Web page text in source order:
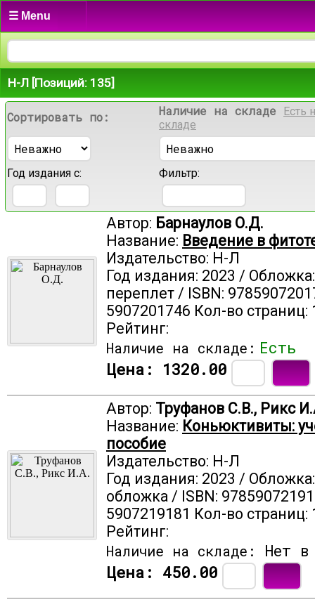
☰ Menu
Н-Л [Позиций: 135]
Сортировать по: Наличие на складе
Есть
складе
Год издания с: Фильтр:
Автор: Барнаулов О.Д.
Название: Введение в
Издательство: Н-Л
Год издания: 2023 /
переплет / ISBN:
5907201746 Кол-во страниц:
Рейтинг:
Наличие на складе: Есть
Цена: 1320.00
Автор: Труфанов С.В., Рикс
Название: Коньюктивиты:
пособие
Издательство: Н-Л
Год издания: 2023 /
обложка / ISBN:
5907219181 Кол-во страниц:
Рейтинг:
Наличие на складе:
Нет
Цена: 450.00